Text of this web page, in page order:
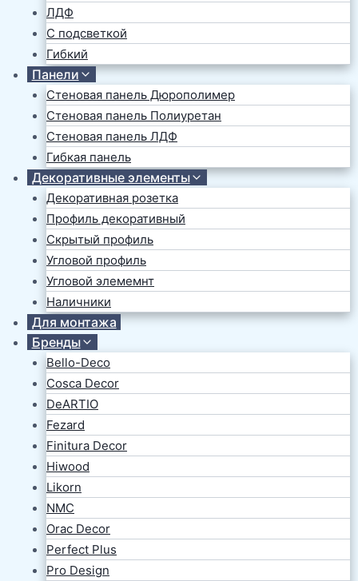
ЛДФ
С подсветкой
Гибкий
Панели
Стеновая панель Дюрополимер
Стеновая панель Полиуретан
Стеновая панель ЛДФ
Гибкая панель
Декоративные элементы
Декоративная розетка
Профиль декоративный
Скрытый профиль
Угловой профиль
Угловой элемемнт
Наличники
Для монтажа
Бренды
Bello-Deco
Cosca Decor
DeARTIO
Fezard
Finitura Decor
Hiwood
Likorn
NMC
Orac Decor
Perfect Plus
Pro Design